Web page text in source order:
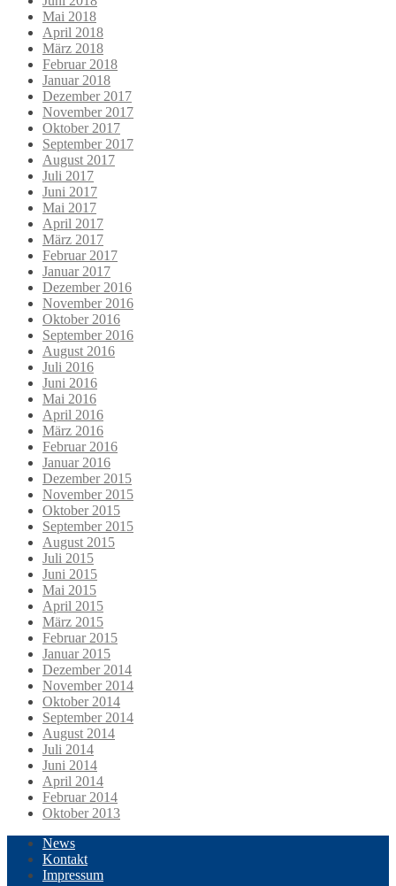
Mai 2018
April 2018
März 2018
Februar 2018
Januar 2018
Dezember 2017
November 2017
Oktober 2017
September 2017
August 2017
Juli 2017
Juni 2017
Mai 2017
April 2017
März 2017
Februar 2017
Januar 2017
Dezember 2016
November 2016
Oktober 2016
September 2016
August 2016
Juli 2016
Juni 2016
Mai 2016
April 2016
März 2016
Februar 2016
Januar 2016
Dezember 2015
November 2015
Oktober 2015
September 2015
August 2015
Juli 2015
Juni 2015
Mai 2015
April 2015
März 2015
Februar 2015
Januar 2015
Dezember 2014
November 2014
Oktober 2014
September 2014
August 2014
Juli 2014
Juni 2014
April 2014
Februar 2014
Oktober 2013
News
Kontakt
Impressum